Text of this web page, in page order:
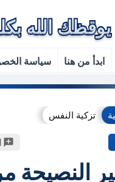
ابدأ من هنا سياسة
تزكية النفس
النصيحة